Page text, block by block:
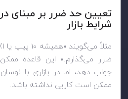
تعیین حد ضرر بر مبنای
شرایط بازار
ضرر می‌گذارم.» این قاعده
جواب دهد، اما در بازاری با
ممکن است کارایی نداشته باشد.